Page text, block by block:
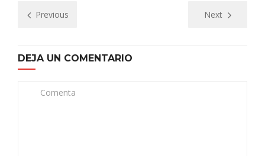
Previous Next
DEJA UN COMENTARIO
Comenta